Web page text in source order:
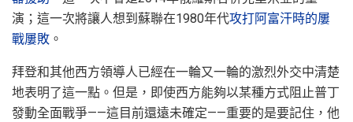
演；這一次將讓人想到蘇聯在1980年代攻打阿富汗時的屢
戰屢敗 。
拜登和其他西方領導人已經在一輪又一輪的激烈外交中清楚
地表明了這一點。但是，即使西方能夠以某種方式阻止普丁
發動全面戰爭——這目前還遠未確定——重要的是要記住，他